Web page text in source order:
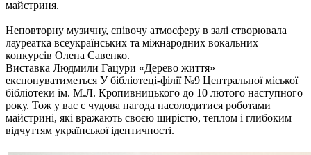
майстриня.
Неповторну музичну, співочу атмосферу в залі створювала
лауреатка всеукраїнських та міжнародних вокальних
конкурсів Олена Савенко.
Виставка Людмили Гацури «Дерево життя»
експонуватиметься У бібліотеці-філії №9 Центральної міської
бібліотеки ім. М.Л. Кропивницького до 10 лютого наступного
року. Тож у вас є чудова нагода насолодитися роботами
майстрині, які вражають своєю щирістю, теплом і глибоким
відчуттям української ідентичності.